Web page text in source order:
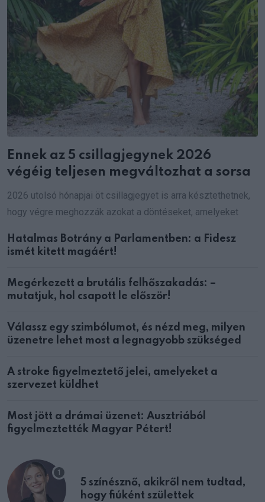
Ennek az 5 csillagjegynek 2026
végéig teljesen megváltozhat a sorsa
2026 utolsó hónapjai öt csillagjegyet is arra késztethetnek,
hogy végre meghozzák azokat a döntéseket, amelyeket
Hatalmas Botrány a Parlamentben: a Fidesz
ismét kitett magáért!
Megérkezett a brutális felhőszakadás: –
mutatjuk, hol csapott le először!
Válassz egy szimbólumot, és nézd meg, milyen
üzenetre lehet most a legnagyobb szükséged
A stroke figyelmeztető jelei, amelyeket a
szervezet küldhet
Most jött a drámai üzenet: Ausztriából
figyelmeztették Magyar Pétert!
5 színésznő, akikről nem tudtad,
hogy fiúként születtek